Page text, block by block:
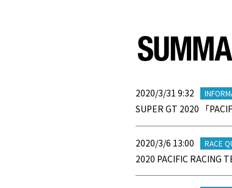
2020/3/31 9:32
SUPER GT 2020 「
2020/3/6 13:00 RACE
2020 PACIFIC RACING